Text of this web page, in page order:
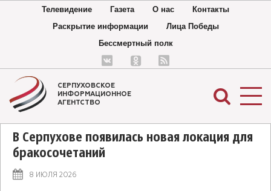
Телевидение Газета О нас
Контакты
Раскрытие информации
Лица Победы
Бессмертный полк
СЕРПУХОВСКОЕ
ИНФОРМАЦИОННОЕ
АГЕНТСТВО
В Серпухове появилась новая локация для
бракосочетаний
8 ИЮЛЯ 2026